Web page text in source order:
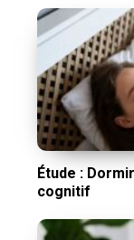
Étude :
cognitif